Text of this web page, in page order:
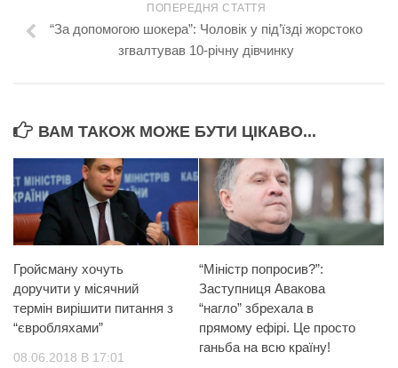
ПОПЕРЕДНЯ СТАТТЯ
“За допомогою шокера”: Чоловік у під’їзді жорстоко
згвалтував 10-річну дівчинку
ВАМ ТАКОЖ МОЖЕ БУТИ ЦІКАВО...
Гройсману хочуть
доручити у місячний
термін вирішити питання з
“євробляхами”
08.06.2018 В 17:01
“Міністр попросив?”:
Заступниця Авакова
“нагло” збрехала в
прямому ефірі. Це просто
ганьба на всю країну!